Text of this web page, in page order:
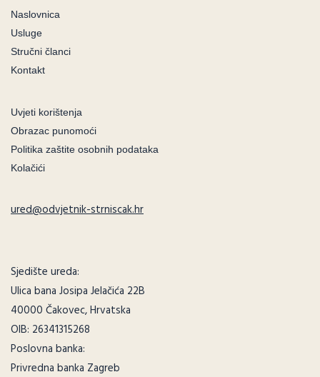
Naslovnica
Usluge
Stručni članci
Kontakt
Uvjeti korištenja
Obrazac punomoći
Politika zaštite osobnih podataka
Kolačići
ured@odvjetnik-strniscak.hr
Sjedište ureda:
Ulica bana Josipa Jelačića 22B
40000 Čakovec, Hrvatska
OIB: 26341315268
Poslovna banka:
Privredna banka Zagreb